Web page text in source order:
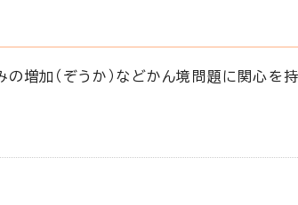
の増加（ぞうか）などかん境問題に関心を